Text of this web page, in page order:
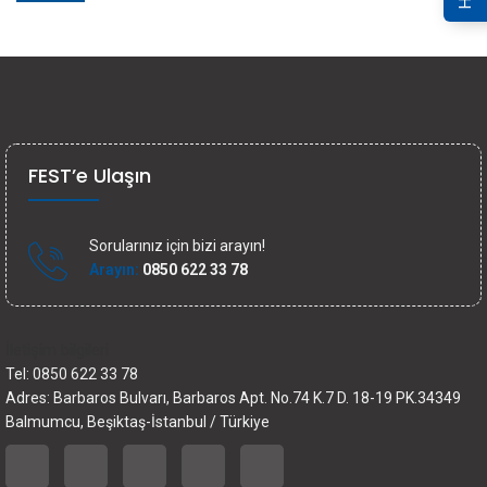
FEST’e Ulaşın
Sorularınız için bizi arayın!
Arayın: 0850 622 33 78
Tel: 0850 622 33 78
Adres: Barbaros Bulvarı, Barbaros Apt. No.74 K.7 D. 18-19 PK.34349
Balmumcu, Beşiktaş-İstanbul / Türkiye